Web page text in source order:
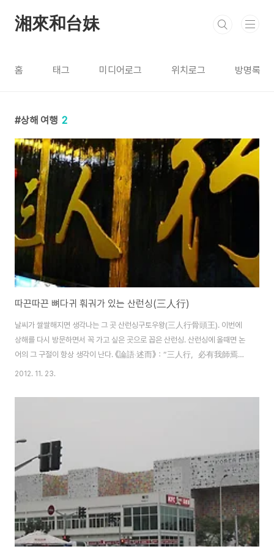
湘來和台妹
홈 태그 미디어로그 위치로그 방명록
상해 여행 2
따끈따끈 뼈다귀 훠궈가 있는 산런싱(三人行)
날씨가 쌀쌀해지면 생각나는 그 곳 산런싱구토우왕(三人行骨頭王). 이번에
상해를 다시 방문하면서 꼭 가고 싶은 곳으로 꼽은 산런싱. 산런싱에 올때면 논
어의 그 구절이 항상 생각이 난다. 《論語‧述而》：“三人行，必有我師焉。
擇其善者而從之，其不善者而改之。” (세 사람이 길을 가도 반드시 그 중
의 삼은 꼭 세사람을 지칭하기 보다는 많음을 뜻한다. 세상에 우리가 배울 점을
점으로 고고씽. 난징똥루는 손님이 많아서 예약이 불가. 직접 가서 번호표 받고
기다려야 한다. 타이메이가 젤 ..
2012. 11. 23.